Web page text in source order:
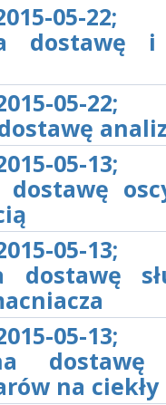
05-22;
dostawę i
05-22;
05-13;
05-13;
dostawę
05-13;
dostawę
na ciekły